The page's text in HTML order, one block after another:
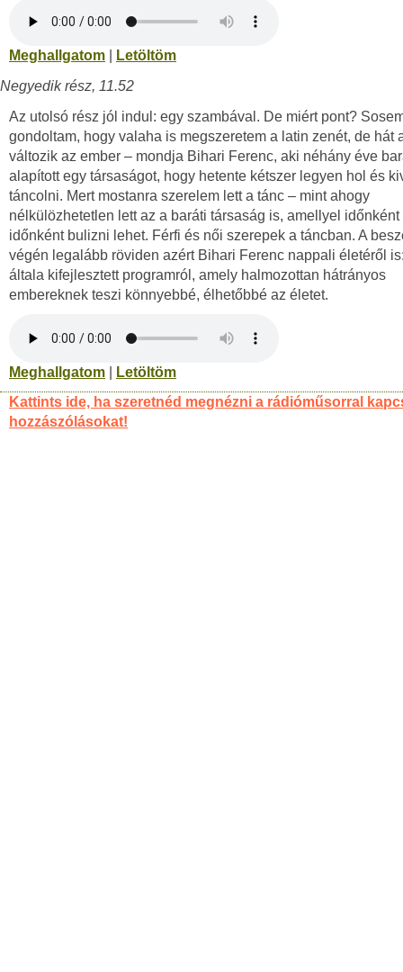
Meghallgatom
Letöltöm
Negyedik rész, 11.52
Az utolsó rész jól indul: egy szambával. De miért pont?
gondoltam, hogy valaha is megszeretem a latin zenét, de hát
változik az ember – mondja Bihari Ferenc, aki néhány éve
alapított egy társaságot, hogy hetente kétszer legyen hol és
táncolni. Mert mostanra szerelem lett a tánc – mint ahogy
nélkülözhetetlen lett az a baráti társaság is, amellyel időnként
időnként bulizni lehet. Férfi és női szerepek a táncban. A
végén legalább röviden azért Bihari Ferenc nappali életéről
általa kifejlesztett programról, amely halmozottan hátrányos
embereknek teszi könnyebbé, élhetőbbé az életet.
Meghallgatom
Letöltöm
Kattints ide, ha szeretnéd megnézni a rádióműsorral
hozzászólásokat!